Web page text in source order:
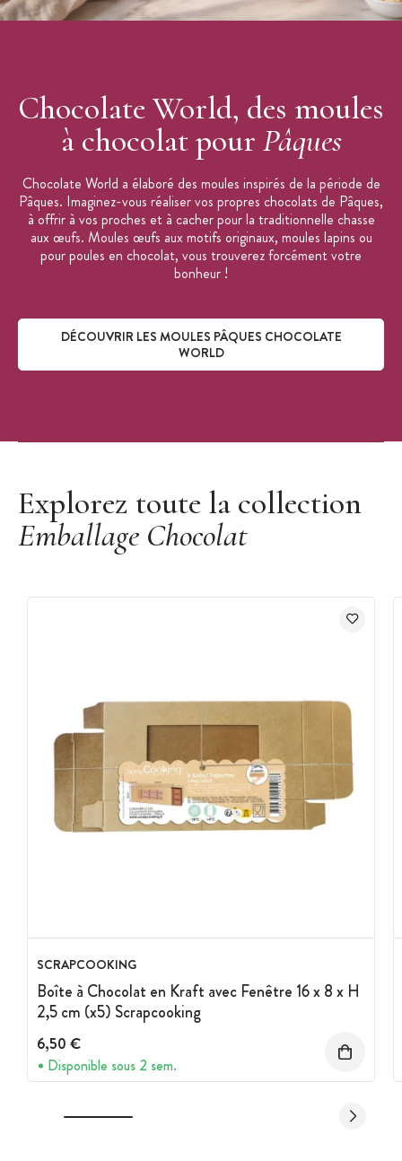
Chocolate World, des moules
à chocolat pour Pâques
Chocolate World a élaboré des moules inspirés de la période de
Pâques. Imaginez-vous réaliser vos propres chocolats de Pâques,
à offrir à vos proches et à cacher pour la traditionnelle chasse
aux œufs. Moules œufs aux motifs originaux, moules lapins ou
pour poules en chocolat, vous trouverez forcément votre
bonheur !
DÉCOUVRIR LES MOULES PÂQUES CHOCOLATE
WORLD
Explorez toute la collection
Emballage Chocolat
SCRAPCOOKING
Boîte à Chocolat en Kraft avec Fenêtre 16 x 8 x H
2,5 cm (x5) Scrapcooking
6,50 €
Disponible sous 2 sem.